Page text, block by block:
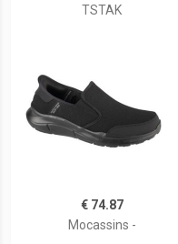
TSTAK
€ 74.87
Mocassins -